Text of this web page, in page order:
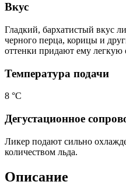
Вкус
Гладкий, бархатистый вкус
черного перца, корицы и
оттенки придают ему легкую
Температура подачи
8 °С
Дегустационное
Ликер подают сильно
количеством льда.
Описание